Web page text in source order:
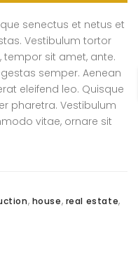
senectus et netus et
Vestibulum tortor
tempor sit amet, ante.
semper. Aenean
eleifend leo. Quisque
pharetra. Vestibulum
vitae, ornare sit
, house, real estate,